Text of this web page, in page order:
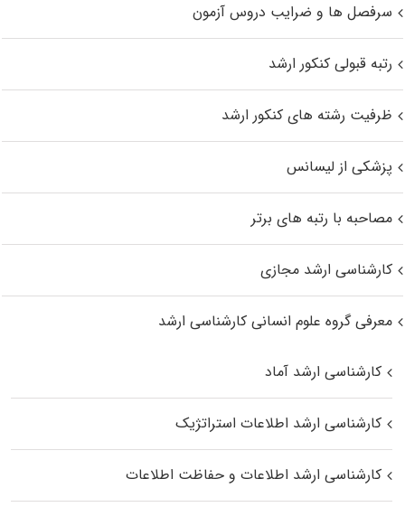
سرفصل ها و ضرایب دروس آزمون
رتبه قبولی کنکور ارشد
ظرفیت رشته های کنکور ارشد
پزشکی از لیسانس
مصاحبه با رتبه های برتر
کارشناسی ارشد مجازی
معرفی گروه علوم انسانی کارشناسی ارشد
کارشناسی ارشد آماد
کارشناسی ارشد اطلاعات استراتژیک
کارشناسی ارشد اطلاعات و حفاظت اطلاعات